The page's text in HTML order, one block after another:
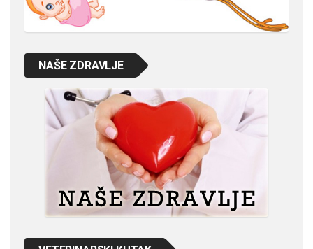
NAŠE ZDRAVLJE